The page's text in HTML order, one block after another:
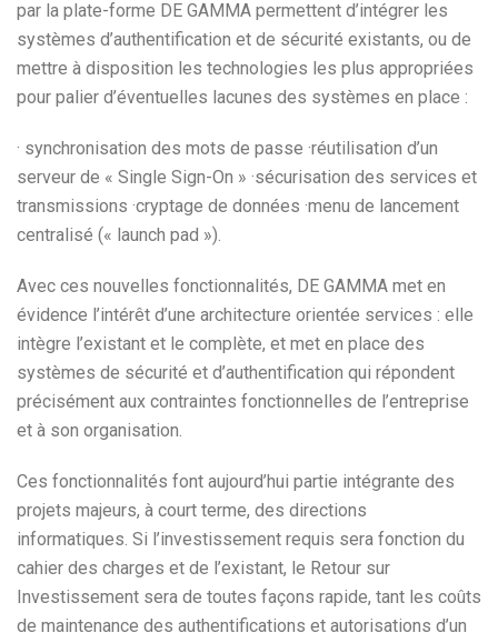
par la plate-forme DE GAMMA permettent d’intégrer les
systèmes d’authentification et de sécurité existants, ou de
mettre à disposition les technologies les plus appropriées
pour palier d’éventuelles lacunes des systèmes en place :
· synchronisation des mots de passe ·réutilisation d’un
serveur de « Single Sign-On » ·sécurisation des services et
transmissions ·cryptage de données ·menu de lancement
centralisé (« launch pad »).
Avec ces nouvelles fonctionnalités, DE GAMMA met en
évidence l’intérêt d’une architecture orientée services : elle
intègre l’existant et le complète, et met en place des
systèmes de sécurité et d’authentification qui répondent
précisément aux contraintes fonctionnelles de l’entreprise
et à son organisation.
Ces fonctionnalités font aujourd’hui partie intégrante des
projets majeurs, à court terme, des directions
informatiques. Si l’investissement requis sera fonction du
cahier des charges et de l’existant, le Retour sur
Investissement sera de toutes façons rapide, tant les coûts
de maintenance des authentifications et autorisations d’un